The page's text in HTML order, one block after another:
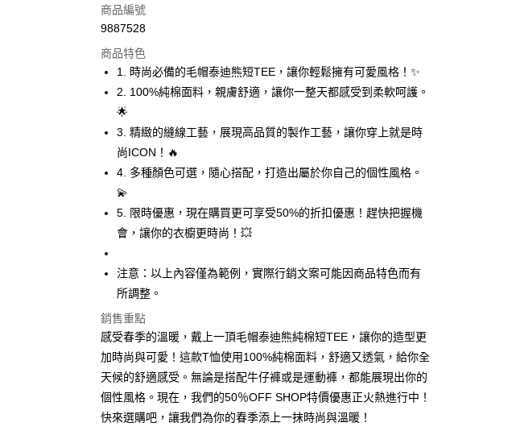
信用卡一次付款
LINE Pay
Apple Pay
街口支付
悠遊付
Google Pay
全盈+PAY
【大哥付你分期使用說明】
1.本服務由台灣大哥大提供，台灣大哥大用戶可立即使用無須另外申請。
流程，驗證手機門號後，選擇欲分期的期數、繳款截止日，確認付款後即
完成交易。
3.實際核准額度、可分期數及費用金額請依後續交易確認頁面所載為準。
消。如遇「轉專審核」未通過狀況，表示未達大哥付你分期系統評分，恕
無法說明評估內容。
【繳款方式說明】
1.分期款項不併入電信帳單，「大哥付你分期」於每月結算日後寄送繳費提
AFTEE先享後付
相關說明
【關於「AFTEE先享後付」】
AFTEE先享後付是「在收到商品之後才付款」的支付方式。 讓您購物簡單
便利好安心！
１．簡單：不需註冊會員、不需綁卡、不需儲值。
２．便利：只要手機號碼，簡訊認證，即可結帳。
３．安心：先確認商品／服務後，再付款。
ATM付款
運送方式
全家取貨付款
商品編號
9887528
商品特色
1. 時尚必備的毛帽泰迪熊短TEE，讓你輕鬆擁有可愛風格！✨
2. 100%純棉面料，親膚舒適，讓你一整天都感受到柔軟呵護。
🌟
3. 精緻的縫線工藝，展現高品質的製作工藝，讓你穿上就是時
尚ICON！🔥
4. 多種顏色可選，隨心搭配，打造出屬於你自己的個性風格。
💫
5. 限時優惠，現在購買更可享受50%的折扣優惠！趕快把握機
會，讓你的衣櫥更時尚！💥
注意：以上內容僅為範例，實際行銷文案可能因商品特色而有
所調整。
銷售重點
感受春季的溫暖，戴上一頂毛帽泰迪熊純棉短TEE，讓你的造型更
加時尚與可愛！這款T恤使用100%純棉面料，舒適又透氣，給你全
天候的舒適感受。無論是搭配牛仔褲或是運動褲，都能展現出你的
個性風格。現在，我們的50％OFF SHOP特價優惠正火熱進行中！
快來選購吧，讓我們為你的春季添上一抹時尚與溫暖！